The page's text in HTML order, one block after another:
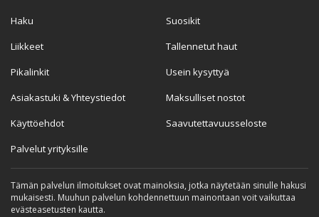
Haku
Liikkeet
Pikalinkit
Asiakastuki & Yhteystiedot
Käyttöehdot
Palvelut yrityksille
Suosikit
Tallennetut haut
Usein kysyttyä
Maksulliset nostot
Saavutettavuusseloste
Tämän palvelun ilmoitukset ovat mainoksia, jotka näytetään sinulle hakusi
mukaisesti. Muuhun palvelun kohdennettuun mainontaan voit vaikuttaa
evästeasetusten kautta.